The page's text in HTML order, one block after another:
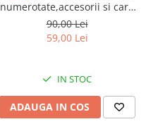
numerotate,accesorii si carti
incluse,cutie metalica
depozitare - Multicolor
90,00 Lei
59,00 Lei
IN STOC
ADAUGA IN COS